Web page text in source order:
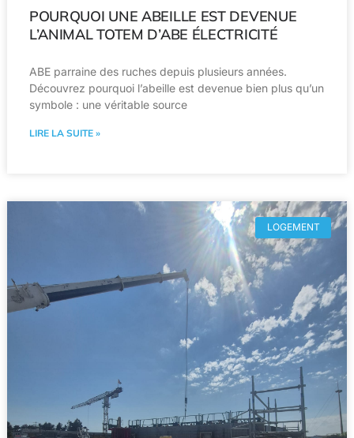
POURQUOI UNE ABEILLE EST DEVENUE
L’ANIMAL TOTEM D’ABE ÉLECTRICITÉ
ABE parraine des ruches depuis plusieurs années.
Découvrez pourquoi l’abeille est devenue bien plus qu’un
symbole : une véritable source
LIRE LA SUITE »
LOGEMENT